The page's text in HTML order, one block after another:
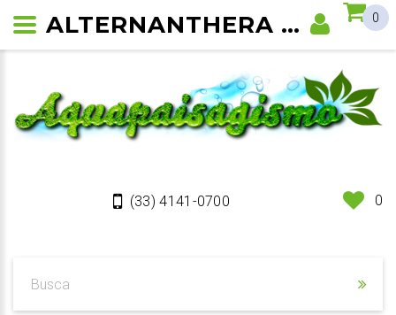
(33) 4141-0700 0
0
ALTERNANTHERA REINECKII 'LILACINA'